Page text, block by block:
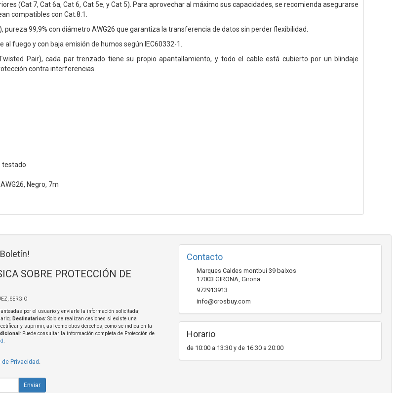
(Cat 7, Cat 6a, Cat 6, Cat 5e, y Cat 5). Para aprovechar al máximo sus capacidades, se recomienda asegurarse
compatibles con Cat.8.1.
pureza 99,9% con diámetro AWG26 que garantiza la transferencia de datos sin perder flexibilidad.
al fuego y con baja emisión de humos según IEC60332-1.
Pair), cada par trenzado tiene su propio apantallamiento, y todo el cable está cubierto por un blindaje
contra interferencias.
testado
Negro, 7m
SOBRE PROTECCIÓN DE
SERGIO
por el usuario y enviarle la información solicitada;
Destinatarios: Solo se realizan cesiones si existe una
y suprimir, así como otros derechos, como se indica en la
: Puede consultar la información completa de Protección de
.
Privacidad.
Enviar
Contacto
Marques Caldes montbui 39 baixos
17003 GIRONA, Girona
972913913
info@crosbuy.com
Horario
de 10:00 a 13:30 y de 16:30 a 20:00